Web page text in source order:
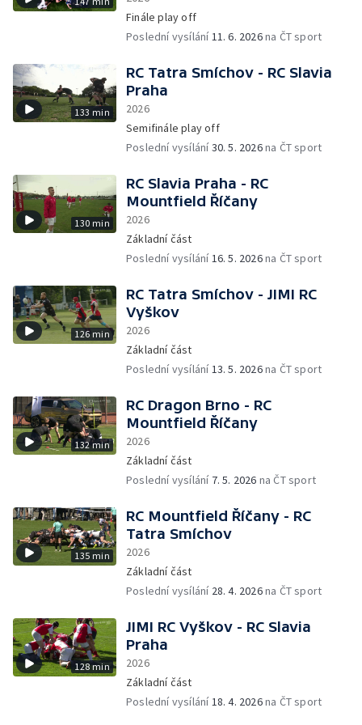
Finále play off
Poslední vysílání11. 6. 2026na ČT sport
133 min
RC Tatra Smíchov - RC Slavia
Praha
2026
Semifinále play off
Poslední vysílání30. 5. 2026na ČT sport
130 min
RC Slavia Praha - RC
Mountfield Říčany
2026
Základní část
Poslední vysílání16. 5. 2026na ČT sport
126 min
RC Tatra Smíchov - JIMI RC
Vyškov
2026
Základní část
Poslední vysílání13. 5. 2026na ČT sport
132 min
RC Dragon Brno - RC
Mountfield Říčany
2026
Základní část
Poslední vysílání 7. 5. 2026 na ČT sport
135 min
RC Mountfield Říčany - RC
Tatra Smíchov
2026
Základní část
Poslední vysílání 28. 4. 2026na ČT sport
128 min
JIMI RC Vyškov - RC Slavia
Praha
2026
Základní část
Poslední vysílání18. 4. 2026na ČT sport